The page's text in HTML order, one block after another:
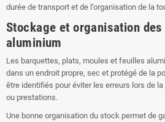
durée de transport et de l’organisation de la
Stockage et organisation
aluminium
Les barquettes, plats, moules et feuilles
dans un endroit propre, sec et protégé de la
être identifiés pour éviter les erreurs lors de
ou prestations.
Une bonne organisation du stock permet de